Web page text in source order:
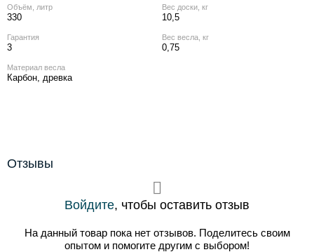
Объём, литр
330
Вес доски, кг
10,5
Гарантия
3
Вес весла, кг
0,75
Материал весла
Карбон, древка
Отзывы
Войдите, чтобы оставить отзыв
На данный товар пока нет отзывов. Поделитесь своим
опытом и помогите другим с выбором!